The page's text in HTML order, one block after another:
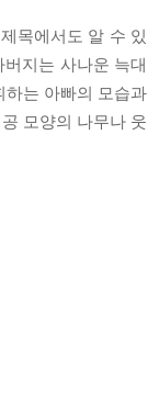
목에서도 알 수 있
지는 사나운 늑대
하는 아빠의 모습과
모양의 나무나 웃